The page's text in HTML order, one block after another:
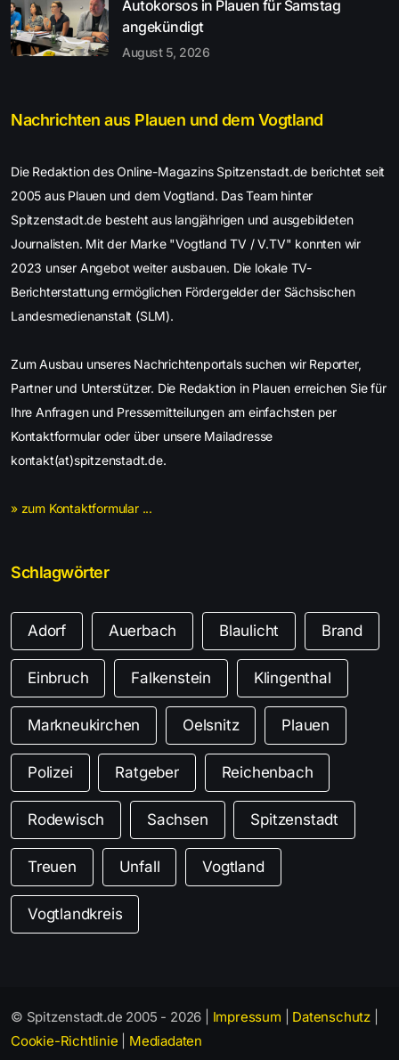
Autokorsos in Plauen für Samstag
angekündigt
August 5, 2026
Nachrichten aus Plauen und dem Vogtland
Die Redaktion des Online-Magazins Spitzenstadt.de berichtet seit
2005 aus Plauen und dem Vogtland. Das Team hinter
Spitzenstadt.de besteht aus langjährigen und ausgebildeten
Journalisten. Mit der Marke "Vogtland TV / V.TV" konnten wir
2023 unser Angebot weiter ausbauen. Die lokale TV-
Berichterstattung ermöglichen Fördergelder der Sächsischen
Landesmedienanstalt (SLM).
Zum Ausbau unseres Nachrichtenportals suchen wir Reporter,
Partner und Unterstützer. Die Redaktion in Plauen erreichen Sie für
Ihre Anfragen und Pressemitteilungen am einfachsten per
Kontaktformular oder über unsere Mailadresse
kontakt(at)spitzenstadt.de.
» zum Kontaktformular ...
Schlagwörter
Adorf Auerbach Blaulicht Brand
Einbruch Falkenstein Klingenthal
Markneukirchen Oelsnitz Plauen
Polizei Ratgeber Reichenbach
Rodewisch Sachsen Spitzenstadt
Treuen Unfall Vogtland
Vogtlandkreis
© Spitzenstadt.de 2005 - 2026 | Impressum Datenschutz
Cookie-Richtlinie
Mediadaten